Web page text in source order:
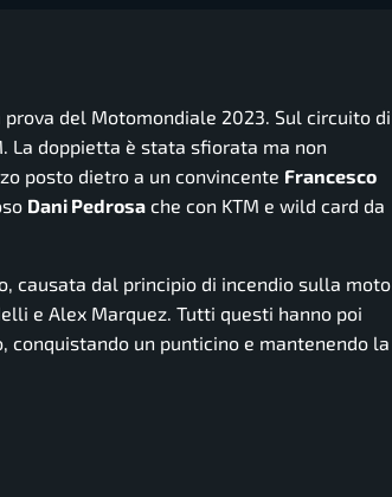
prova del Motomondiale 2023. Sul circuito di
La doppietta è stata sfiorata ma non
posto dietro a un convincente Francesco
Dani Pedrosa che con KTM e wild card da
causata dal principio di incendio sulla moto
e Alex Marquez. Tutti questi hanno poi
conquistando un punticino e mantenendo la